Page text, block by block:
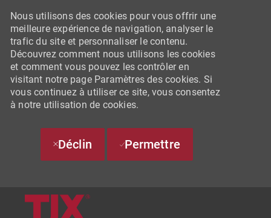
SKIP TO MAIN CONTENT
Nous utilisons des cookies pour vous offrir une
meilleure expérience de navigation, analyser le
trafic du site et personnaliser le contenu.
Découvrez comment nous utilisons les cookies
et comment vous pouvez les contrôler en
visitant notre page Paramètres des cookies. Si
vous continuez à utiliser ce site, vous consentez
à notre utilisation de cookies.
Déclin Permettre